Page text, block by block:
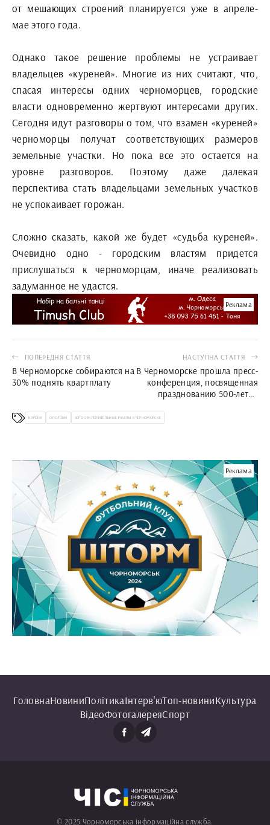
от мешающих строений планируется уже в апреле-
мае этого года.
Однако такое решение проблемы не устраивает
владельцев «куреней». Многие из них считают, что,
спасая интересы одних черноморцев, городские
власти одновременно жертвуют интересами других.
Сегодня идут разговоры о том, что взамен «куреней»
черноморцы получат соответствующих размеров
земельные участки. Но пока все это остается на
уровне разговоров. Поэтому даже далекая
перспектива стать владельцами земельных участков
не успокаивает горожан.
Сложно сказать, какой же будет «судьба куреней».
Очевидно одно - городским властям придется
прислушаться к черноморцам, иначе реализовать
задуманное не удастся.
Реклама
ПОПЕРЕДНЯ СТАТТЯ
В Черноморске собираются на
30% поднять квартплату
НАСТУПНА СТАТТЯ
В Черноморске прошла пресс-
конференция, посвященная
празднованию 500-летия
КУРЕНИ ОПОЛЗНИ БЕРЕГОУКРЕПИТЕЛЬНЫЕ РАБОТЫ В ЧЕРНОМОРСКЕ
Реклама
ГоловнаНовиниПолітикаІнтерв'юТоп-новиниКультура
ВідеоФотогалереяСпорт
© 2025 Чорноморська інформаційна служба.